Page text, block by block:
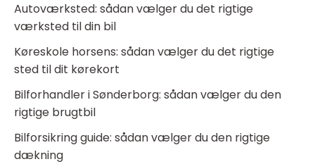
Autoværksted: sådan vælger du det rigtige
værksted til din bil
Køreskole horsens: sådan vælger du det rigtige
sted til dit kørekort
Bilforhandler i Sønderborg: sådan vælger du den
rigtige brugtbil
Bilforsikring guide: sådan vælger du den rigtige
dækning